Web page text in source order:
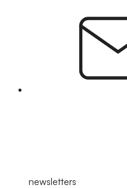
newsletters